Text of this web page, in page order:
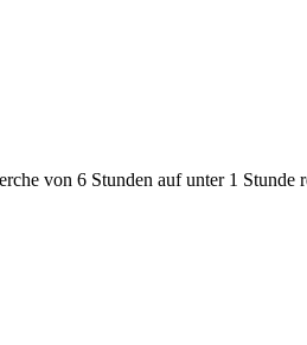
von 6 Stunden auf unter 1